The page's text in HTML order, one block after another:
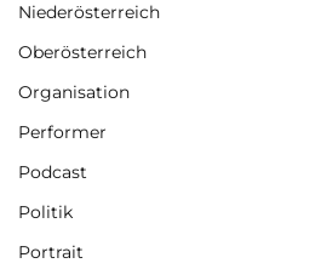
Niederösterreich
Oberösterreich
Organisation
Performer
Podcast
Politik
Portrait